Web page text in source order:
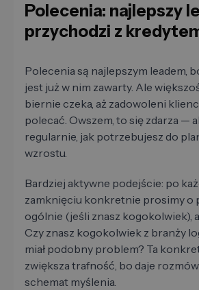
Polecenia: najlepszy
przychodzi z
Polecenia są najlepszym leadem,
jest już w nim zawarty. Ale
biernie czeka, aż zadowoleni
polecać. Owszem, to się zdarza —
regularnie, jak potrzebujesz do
wzrostu.
Bardziej aktywne podejście: po
zamknięciu konkretnie prosimy o
ogólnie (jeśli znasz kogokolwiek),
Czy znasz kogokolwiek z branży
miał podobny problem? Ta
zwiększa trafność, bo daje
schemat myślenia.